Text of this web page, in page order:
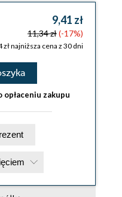
9,41 zł
11,34 zł(-17%)
zł najniższa cena z 30 dni
zakupu
na prezent